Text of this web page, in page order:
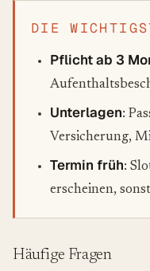
DIE
Pflicht ab 3
Unterlagen:
Versicherung,
Termin früh:
erscheinen,
Häufige Fragen